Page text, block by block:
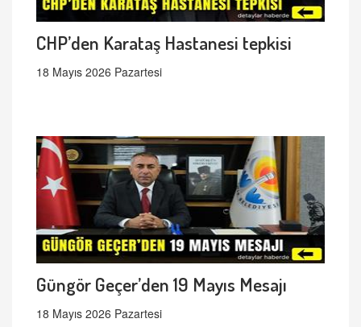
CHP’den Karataş Hastanesi tepkisi
18 Mayıs 2026 Pazartesi
Güngör Geçer’den 19 Mayıs Mesajı
18 Mayıs 2026 Pazartesi